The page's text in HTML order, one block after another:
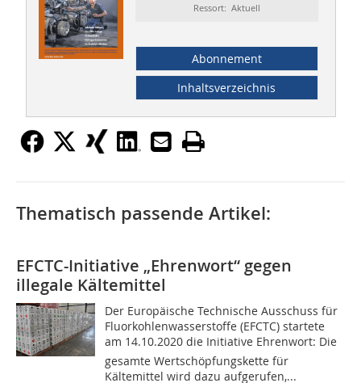
Ressort: Aktuell
Abonnement
Inhaltsverzeichnis
Thematisch passende Artikel:
EFCTC-Initiative „Ehrenwort“ gegen
illegale Kältemittel
Der Europäische Technische Ausschuss für
Fluorkohlenwasserstoffe (EFCTC) startete
am 14.10.2020 die Initiative Ehrenwort: Die
gesamte Wertschöpfungskette für
Kältemittel wird dazu aufgerufen,...